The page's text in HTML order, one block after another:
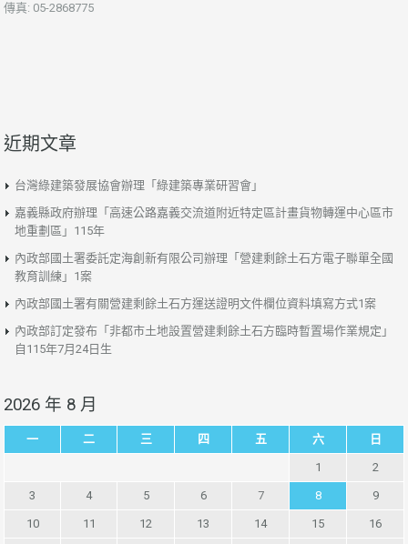
傳真: 05-2868775
近期文章
台灣綠建築發展協會辦理「綠建築專業研習會」
嘉義縣政府辦理「高速公路嘉義交流道附近特定區計畫貨物轉運中心區市
地重劃區」115年
內政部國土署委託定海創新有限公司辦理「營建剩餘土石方電子聯單全國
教育訓練」1案
內政部國土署有關營建剩餘土石方運送證明文件欄位資料填寫方式1案
內政部訂定發布「非都市土地設置營建剩餘土石方臨時暫置場作業規定」
自115年7月24日生
2026 年 8 月
一 二 三 四 五 六 日
1 2
3 4 5 6 7 8 9
10 11 12 13 14 15 16